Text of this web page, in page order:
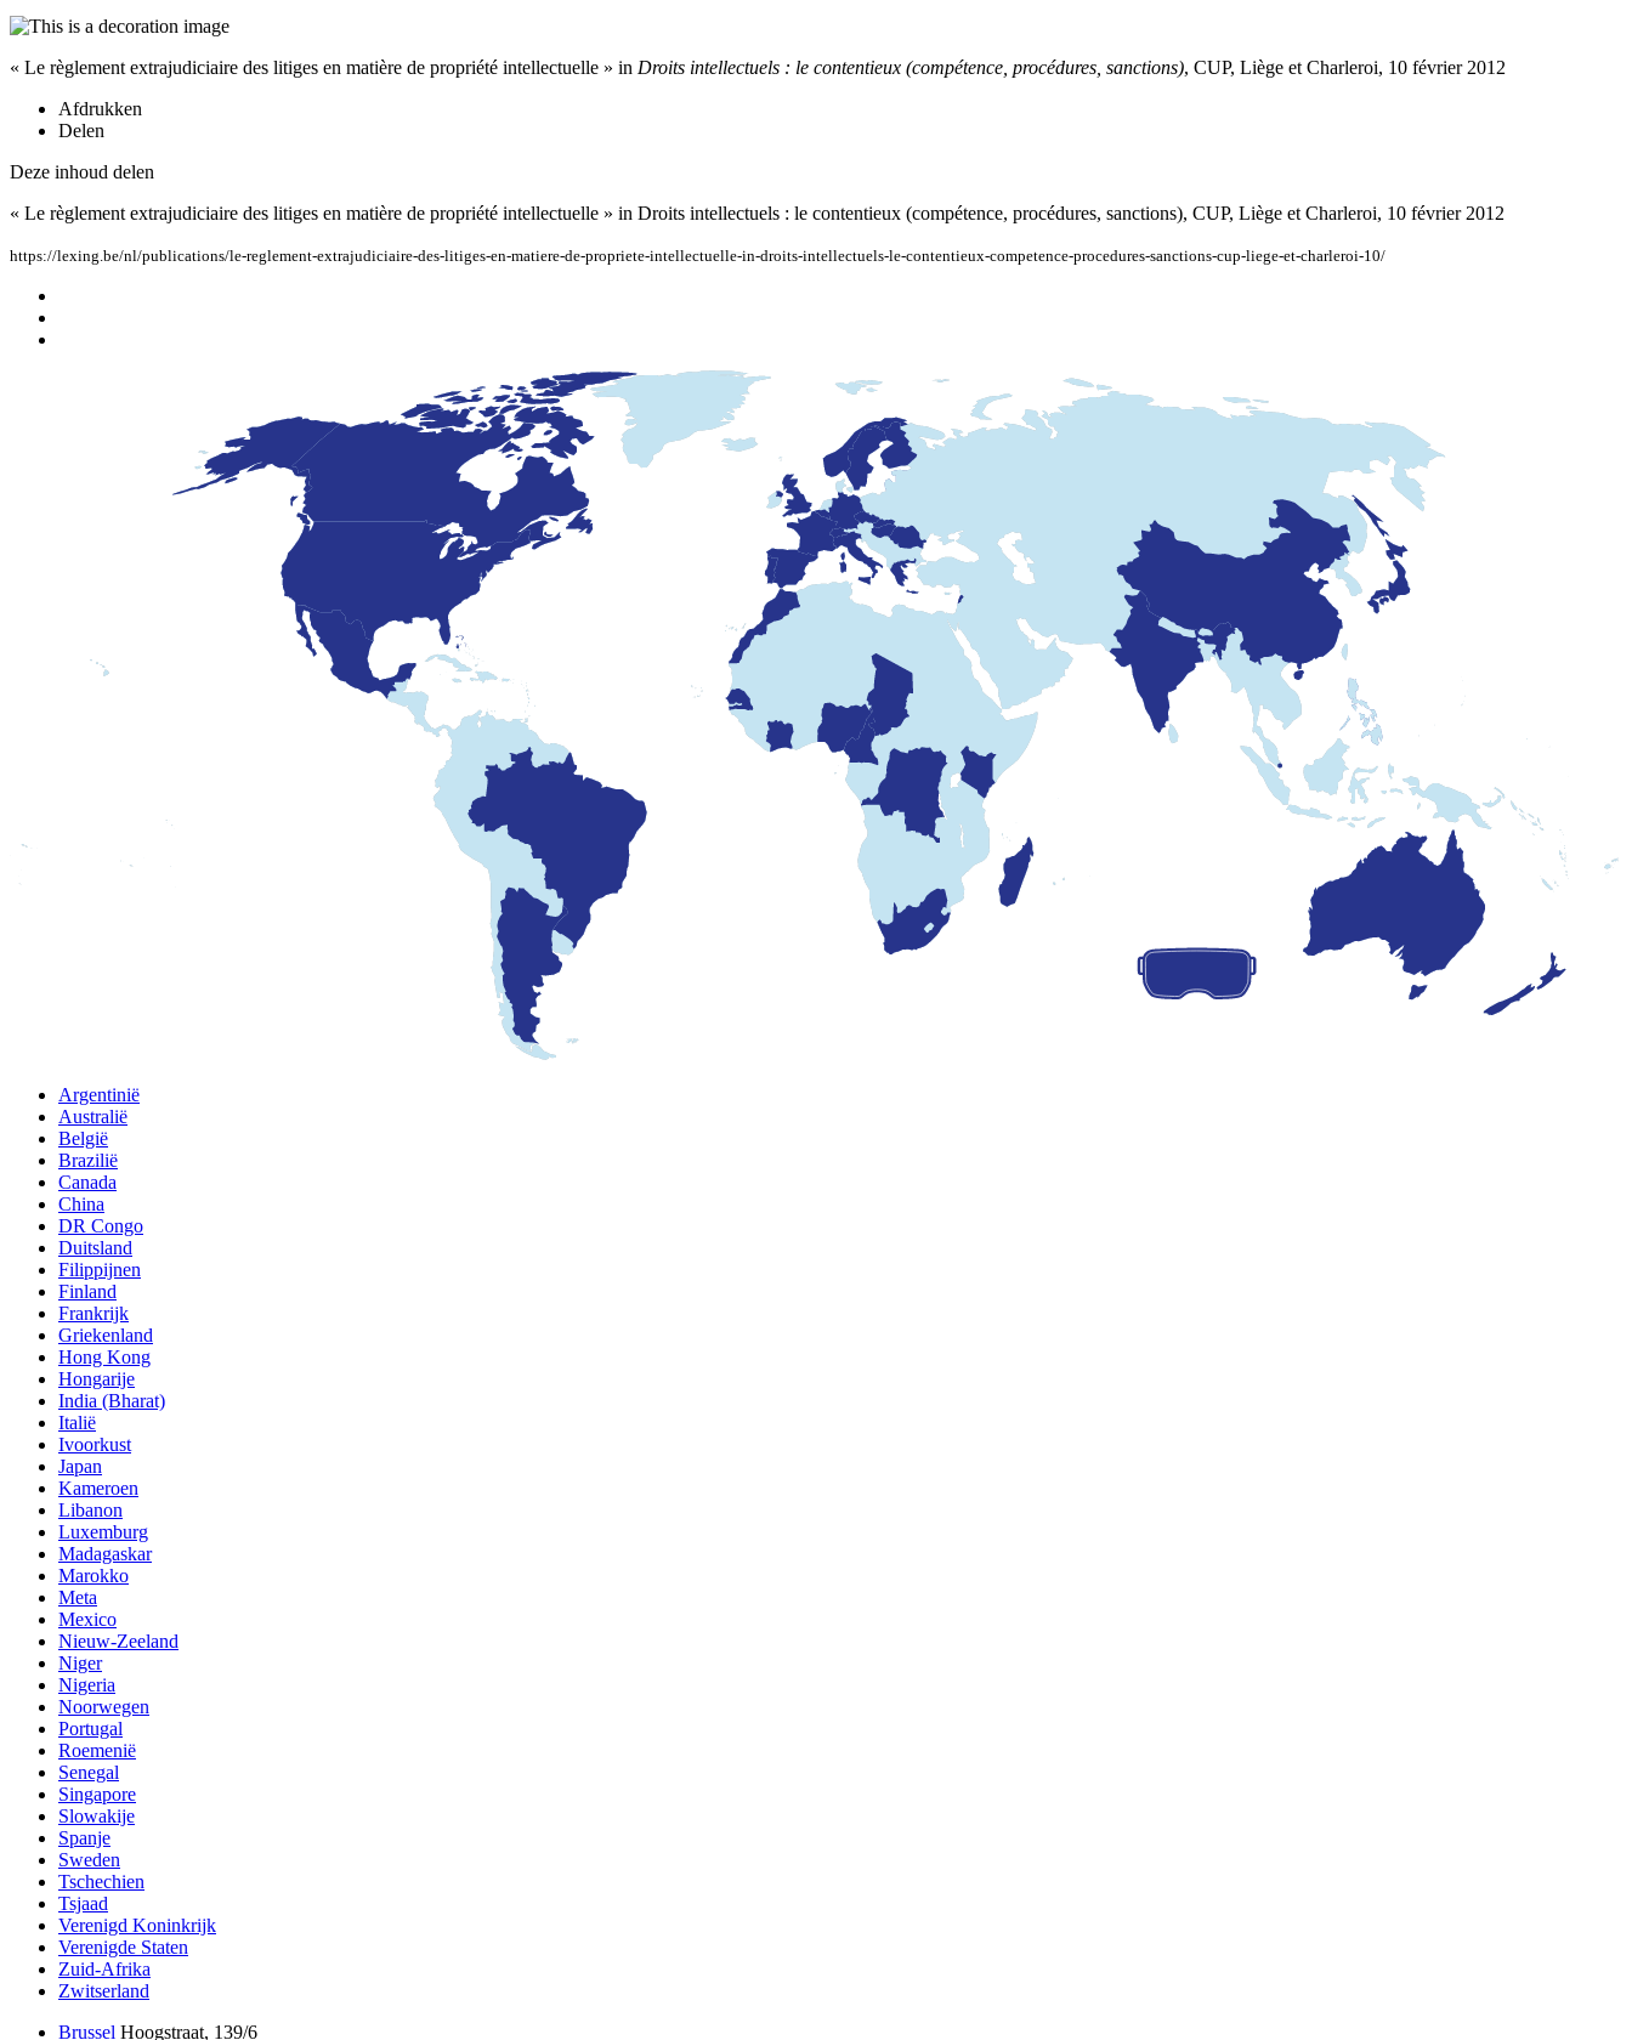
« Le règlement extrajudiciaire des litiges en matière de propriété intellectuelle » in Droits intellectuels : le contentieux (compétence, procédures, sanctions), CUP, Liège et Charleroi, 10 février 2012
Afdrukken
Delen
Deze inhoud delen
« Le règlement extrajudiciaire des litiges en matière de propriété intellectuelle » in Droits intellectuels : le contentieux (compétence, procédures, sanctions), CUP, Liège et Charleroi, 10 février 2012
https://lexing.be/nl/publications/le-reglement-extrajudiciaire-des-litiges-en-matiere-de-propriete-intellectuelle-in-droits-intellectuels-le-contentieux-competence-procedures-sanctions-cup-liege-et-charleroi-10/
Argentinië
Australië
België
Brazilië
Canada
China
DR Congo
Duitsland
Filippijnen
Finland
Frankrijk
Griekenland
Hong Kong
Hongarije
India (Bharat)
Italië
Ivoorkust
Japan
Kameroen
Libanon
Luxemburg
Madagaskar
Marokko
Meta
Mexico
Nieuw-Zeeland
Niger
Nigeria
Noorwegen
Portugal
Roemenië
Senegal
Singapore
Slowakije
Spanje
Sweden
Tschechien
Tsjaad
Verenigd Koninkrijk
Verenigde Staten
Zuid-Afrika
Zwitserland
Brussel Hoogstraat, 139/6